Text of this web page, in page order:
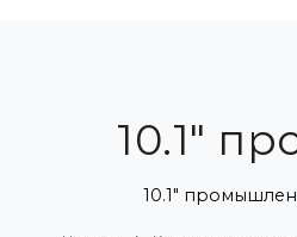
10.1"
10.1"